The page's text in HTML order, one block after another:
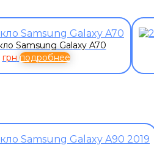
Samsung Galaxy A70
грн подробнее